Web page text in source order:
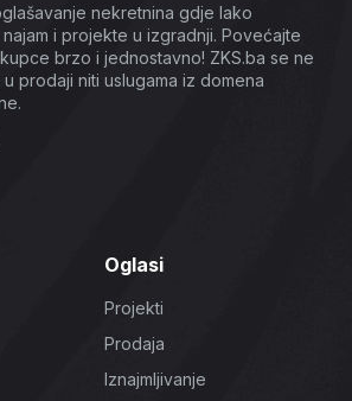
nekretnina gdje lako
i projekte u izgradnji. Povećajte
brzo i jednostavno! ZKS.ba se ne
prodaji niti uslugama iz domena
Oglasi
Projekti
Prodaja
Iznajmljivanje